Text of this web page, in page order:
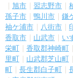
旭市
習志野市
孫子市
鴨川市 鎌
袖ケ浦市
八街市
香取市
山武市 い
栄町
香取郡神崎町
里町
山武郡芝山町
町
長生郡白子町